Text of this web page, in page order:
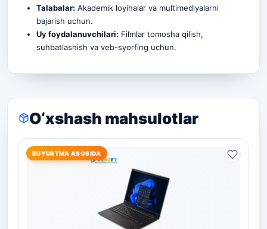
Talabalar: Akademik loyihalar va multimediyalarni
bajarish uchun.
Uy foydalanuvchilari: Filmlar tomosha qilish,
suhbatlashish va veb-syorfing uchun.
O‘xshash mahsulotlar
BUYURTMA ASOSIDA